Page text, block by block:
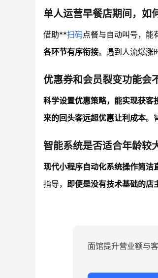
单人运营早餐店期间，如
借助**扫码点餐与自动叫号，能
各环节有序衔接。遇到人流爆涨
优惠券和会员裂变功能会
科学设置优惠策略，能实现获客
来的回头客远超优惠让利成本。
智能系统是否适合年龄较
现代小程序自动化系统操作简洁
指导， 即便是没有技术基础的店
面馆提升营业额与